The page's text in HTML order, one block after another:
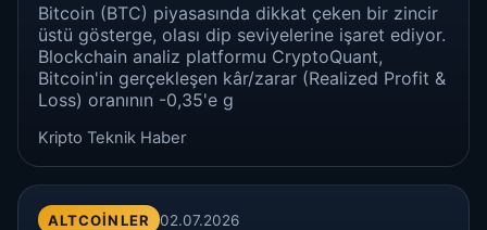
Bitcoin (BTC) piyasasında dikkat çeken bir zincir
üstü gösterge, olası dip seviyelerine işaret ediyor.
Blockchain analiz platformu CryptoQuant,
Bitcoin'in gerçekleşen kâr/zarar (Realized Profit &
Loss) oranının -0,35'e g
Kripto Teknik Haber
ALTCOINLER 02.07.2026